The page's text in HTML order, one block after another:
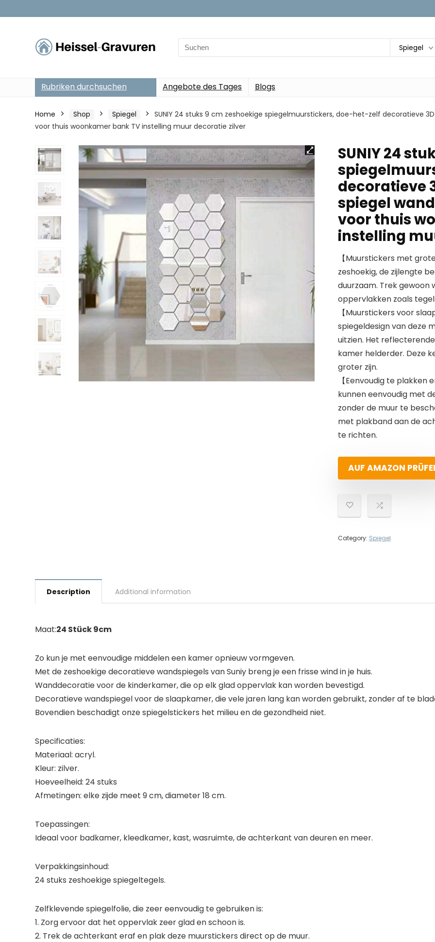
Search
for:
Spiegel
Rubriken durchsuchen Angebote des Tages Blogs
Home Shop Spiegel
SUNIY 24 stuks 9 cm zeshoekige spiegelmuurstickers, doe-het-zelf decoratieve
voor thuis woonkamer bank TV instelling muur decoratie zilver
SUNIY 24
decoratieve
spiegel
voor thuis
instelling
【Muurstickers met
zeshoekig, de zijlengte
duurzaam. Trek
oppervlakken zoals
【Muurstickers voor
spiegeldesign van deze
uitzien. Het
kamer helderder. Deze
groter zijn.
【Eenvoudig te
kunnen eenvoudig met
zonder de muur te
met plakband aan de
te richten.
AUF AMAZON
Category: Spiegel
Description Additional information
Maat:24 Stück 9cm
Zo kun je met eenvoudige middelen een kamer opnieuw vormgeven.
Met de zeshoekige decoratieve wandspiegels van Suniy breng je een frisse wind in je huis.
Wanddecoratie voor de kinderkamer, die op elk glad oppervlak kan worden bevestigd.
Decoratieve wandspiegel voor de slaapkamer, die vele jaren lang kan worden gebruikt, zonder af te
Bovendien beschadigt onze spiegelstickers het milieu en de gezondheid niet.
Specificaties:
Materiaal: acryl.
Kleur: zilver.
Hoeveelheid: 24 stuks
Afmetingen: elke zijde meet 9 cm, diameter 18 cm.
Toepassingen:
Ideaal voor badkamer, kleedkamer, kast, wasruimte, de achterkant van deuren en meer.
Verpakkingsinhoud:
24 stuks zeshoekige spiegeltegels.
Zelfklevende spiegelfolie, die zeer eenvoudig te gebruiken is:
1. Zorg ervoor dat het oppervlak zeer glad en schoon is.
2. Trek de achterkant eraf en plak deze muurstickers direct op de muur.